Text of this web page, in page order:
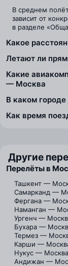
В среднем
зависит от
в разделе
Какое
Летают ли
Какие
— Москва
В каком
Как время
Другие
Перелёты в
Ташкент —
Самарканд —
Фергана —
Наманган —
Ургенч —
Бухара —
Термез —
Карши —
Нукус — Москва
Андижан —